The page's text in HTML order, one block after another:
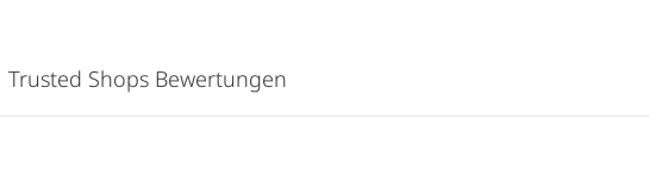
Trusted Shops Bewertungen